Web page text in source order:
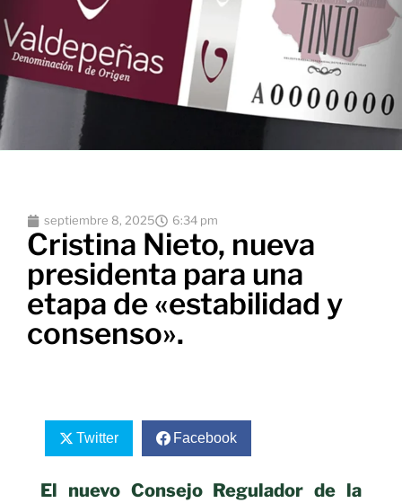
septiembre 8, 2025 6:34 pm
Cristina Nieto, nueva
presidenta para una
etapa de «estabilidad y
consenso».
Twitter Facebook
El nuevo Consejo Regulador de la